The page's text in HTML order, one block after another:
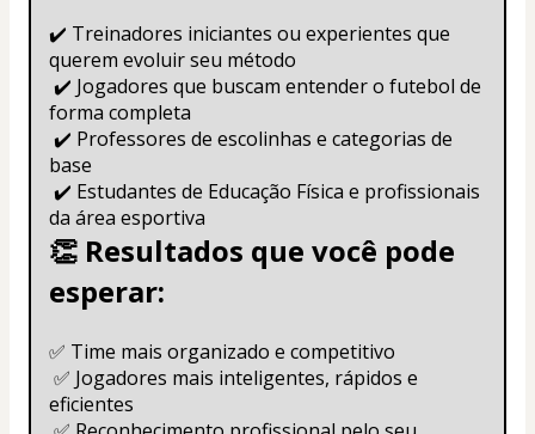
✔️ Treinadores iniciantes ou experientes que
querem evoluir seu método
forma completa
base
da área esportiva
👏 Resultados que você pode
esperar:
✅ Time mais organizado e competitivo
eficientes